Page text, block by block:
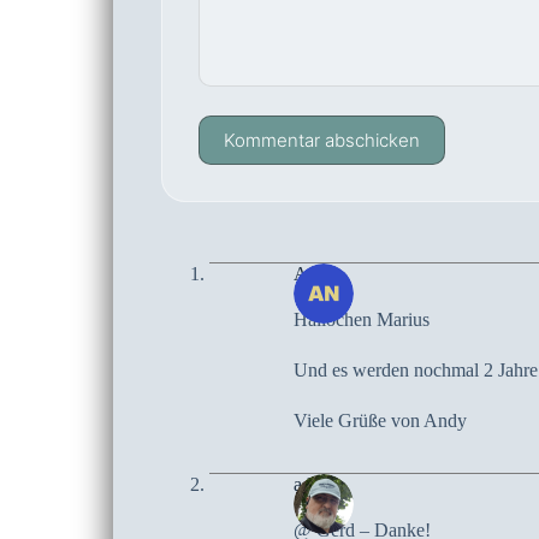
Kommentar abschicken
Andy
Hallöchen Marius
Und es werden nochmal 2
Viele Grüße von Andy
admin
@ Gerd – Danke!